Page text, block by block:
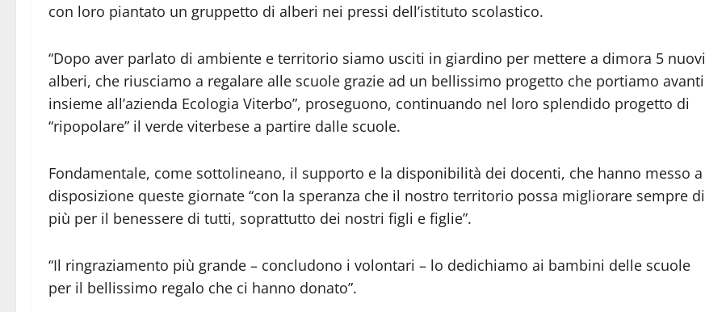
con loro piantato un gruppetto di alberi nei pressi dell’istituto scolastico.
“Dopo aver parlato di ambiente e territorio siamo usciti in giardino per mettere a dimora 5 nuovi
alberi, che riusciamo a regalare alle scuole grazie ad un bellissimo progetto che portiamo avanti
insieme all’azienda Ecologia Viterbo”, proseguono, continuando nel loro splendido progetto di
“ripopolare” il verde viterbese a partire dalle scuole.
Fondamentale, come sottolineano, il supporto e la disponibilità dei docenti, che hanno messo a
disposizione queste giornate “con la speranza che il nostro territorio possa migliorare sempre di
più per il benessere di tutti, soprattutto dei nostri figli e figlie”.
“Il ringraziamento più grande – concludono i volontari – lo dedichiamo ai bambini delle scuole
per il bellissimo regalo che ci hanno donato”.